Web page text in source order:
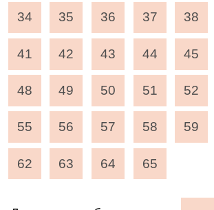
34 35 36 37 38
41 42 43 44 45
48 49 50 51 52
55 56 57 58 59
62 63 64 65